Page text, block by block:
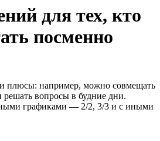
для тех, кто
посменно
плюсы: например, можно совмещать
решать вопросы в будние дни.
графиками — 2/2, 3/3 и с иными